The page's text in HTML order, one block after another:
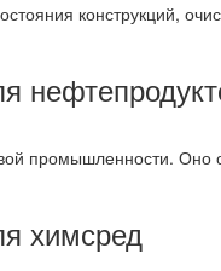
конструкций,
промышленности.
химсред